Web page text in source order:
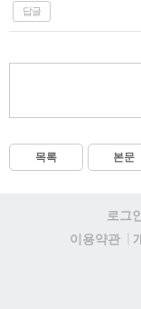
답글
목록 본문
로그인
이용약관